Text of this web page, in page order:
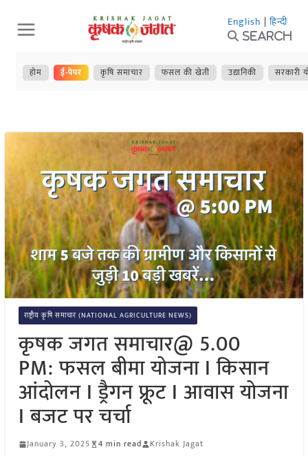
Skip
to
content
English | हिन्दी
Search
होम ई-पेपर कृषि समाचार फसल की खेती उद्यानिकी सरकारी
राष्ट्रीय कृषि समाचार (NATIONAL AGRICULTURE NEWS)
कृषक जगत समाचार@ 5.00
PM: फसल बीमा योजना I किसान
आंदोलन I ड्रैगन फ्रूट I आवास योजना
I बजट पर चर्चा
January 3, 2025 4 min read Krishak Jagat